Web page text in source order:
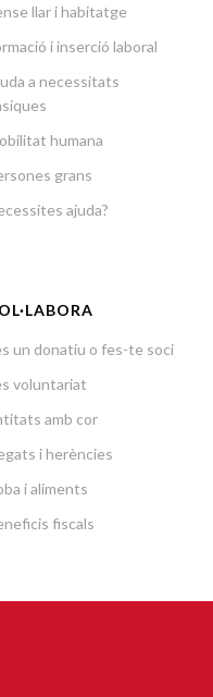
llar i habitatge
i inserció laboral
a necessitats
humana
grans
ajuda?
un donatiu o fes-te soci
voluntariat
amb cor
i herències
i aliments
fiscals